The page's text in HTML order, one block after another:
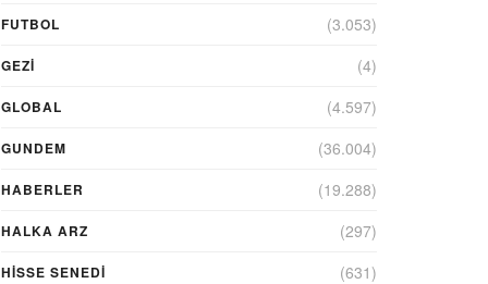
FUTBOL (3.053)
GEZI (4)
GLOBAL (4.597)
GUNDEM (36.004)
HABERLER (19.288)
HALKA ARZ (297)
HİSSE SENEDİ (631)